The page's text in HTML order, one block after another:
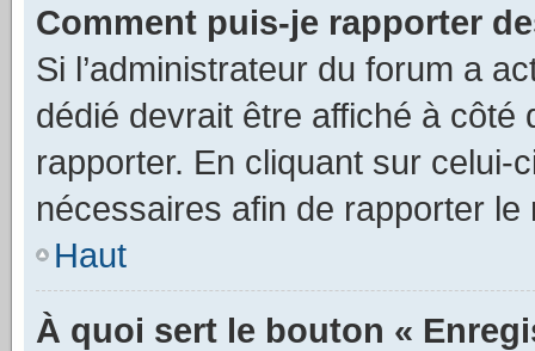
Comment puis-je rapporter
Si l’administrateur du forum a
dédié devrait être affiché à
rapporter. En cliquant sur
nécessaires afin de rapporter le
Haut
À quoi sert le bouton «